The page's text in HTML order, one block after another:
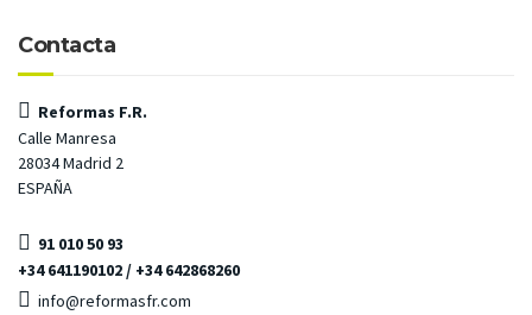
Contacta
Reformas F.R.
Calle Manresa
28034 Madrid 2
ESPAÑA
91 010 50 93
+34 641190102 / +34 642868260
info@reformasfr.com